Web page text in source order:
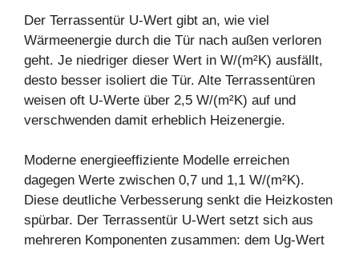
Der Terrassentür U-Wert gibt an, wie viel
Wärmeenergie durch die Tür nach außen verloren
geht. Je niedriger dieser Wert in W/(m²K) ausfällt,
desto besser isoliert die Tür. Alte Terrassentüren
weisen oft U-Werte über 2,5 W/(m²K) auf und
verschwenden damit erheblich Heizenergie.
Moderne energieeffiziente Modelle erreichen
dagegen Werte zwischen 0,7 und 1,1 W/(m²K).
Diese deutliche Verbesserung senkt die Heizkosten
spürbar. Der Terrassentür U-Wert setzt sich aus
mehreren Komponenten zusammen: dem Ug-Wert